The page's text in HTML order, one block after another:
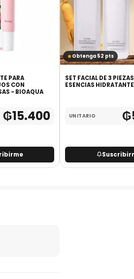
PARA
CON
- BIOAQUA
₲15.400
Obtenga 52 pts
SET FACIAL DE 3
ESENCIAS
UNITARIO ₲